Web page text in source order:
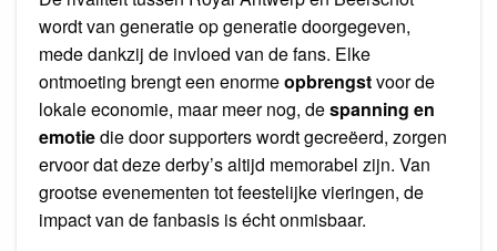
wordt van generatie op generatie doorgegeven,
mede dankzij de invloed van de fans. Elke
ontmoeting brengt een enormeopbrengstvoor de
lokale economie, maar meer nog, despanning en
emotiedie door supporters wordt gecreëerd, zorgen
ervoor dat deze derby’s altijd memorabel zijn. Van
grootse evenementen tot feestelijke vieringen, de
impact van de fanbasis is écht onmisbaar.